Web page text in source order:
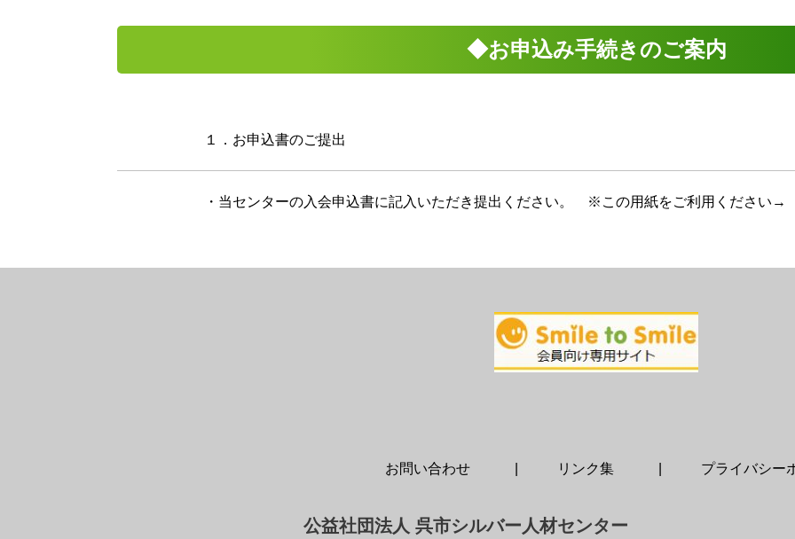
◆お申込み手続きのご案内
１．お申込書のご提出
・当センターの入会申込書に記入いただき提出ください。 ※この用紙をご利用ください→
お問い合わせ リンク集 プライバシー
公益社団法人 呉市シルバー人材センター